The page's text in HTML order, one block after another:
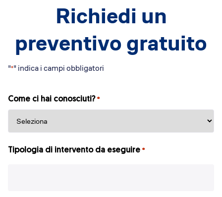
Richiedi un
preventivo gratuito
"*" indica i campi obbligatori
Come ci hai conosciuti? *
Tipologia di intervento da eseguire *